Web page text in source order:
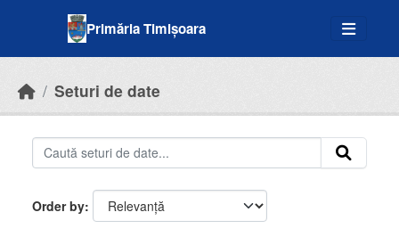
Primăria Timișoara
Seturi de date
Order by